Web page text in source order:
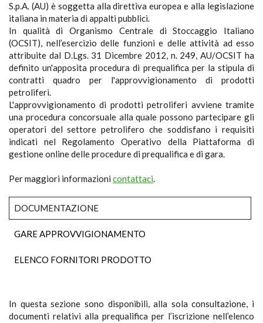
S.p.A. (AU) è soggetta alla direttiva europea e alla legislazione
italiana in materia di appalti pubblici.
In qualità di Organismo Centrale di Stoccaggio Italiano
(OCSIT), nell’esercizio delle funzioni e delle attività ad esso
attribuite dal D.Lgs. 31 Dicembre 2012, n. 249, AU/OCSIT ha
definito un'apposita procedura di prequalifica per la stipula di
contratti quadro per l'approvvigionamento di prodotti
petroliferi.
L'approvvigionamento di prodotti petroliferi avviene tramite
una procedura concorsuale alla quale possono partecipare gli
operatori del settore petrolifero che soddisfano i requisiti
indicati nel Regolamento Operativo della Piattaforma di
gestione online delle procedure di prequalifica e di gara.
Per maggiori informazioni contattaci.
DOCUMENTAZIONE
GARE APPROVVIGIONAMENTO
ELENCO FORNITORI PRODOTTO
In questa sezione sono disponibili, alla sola consultazione, i
documenti relativi alla prequalifica per l’iscrizione nell’elenco